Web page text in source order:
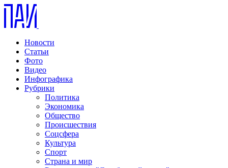
Новости
Статьи
Фото
Видео
Инфографика
Рубрики
Политика
Экономика
Общество
Происшествия
Соцсфера
Культура
Спорт
Страна и мир